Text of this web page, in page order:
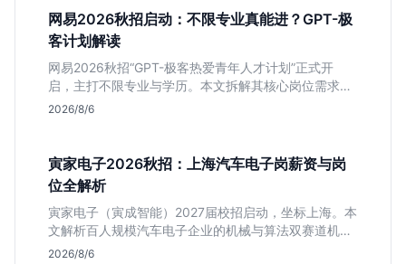
网易2026秋招启动：不限专业真能进？GPT-极
客计划解读
网易2026秋招“GPT-极客热爱青年人才计划”正式开
启，主打不限专业与学历。本文拆解其核心岗位需求
（技术研发、游戏策划、算法），分析非科班同学的投
2026/8/6
寅家电子2026秋招：上海汽车电子岗薪资与岗
位全解析
寅家电子（寅成智能）2027届校招启动，坐标上海。本
文解析百人规模汽车电子企业的机械与算法双赛道机
会，分析薪资面议背后的含金量及应届生成长路径，助
2026/8/6